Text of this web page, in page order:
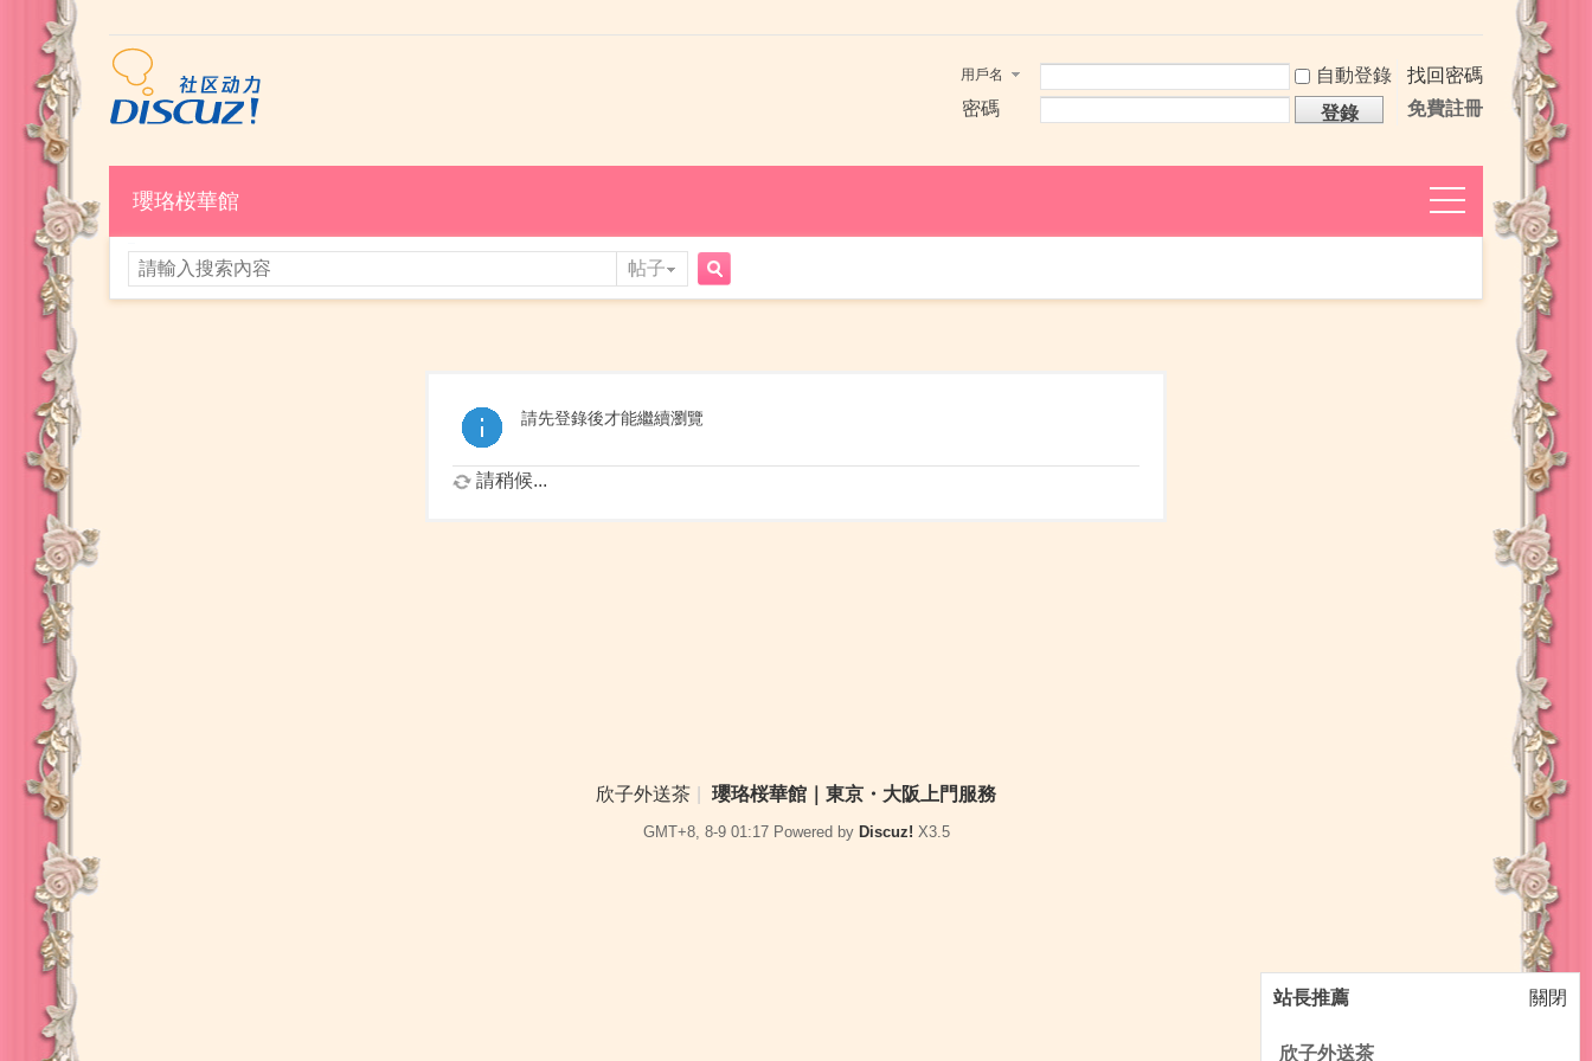
用戶名 自動登錄
找回密碼
密碼
登錄 免費註冊
瓔珞桜華館
帖子
搜
請先登錄後才能繼續瀏覽
請稍候...
關閉
站長推薦
欣子外送茶
欣子外送茶 瓔珞桜華館｜東京・大阪上門服務
GMT+8, 8-9 01:17Powered by Discuz! X3.5